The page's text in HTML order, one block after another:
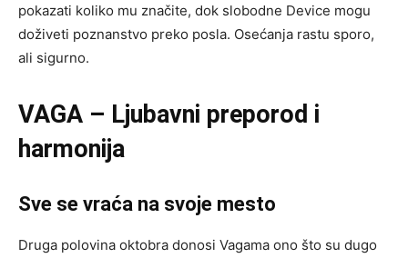
pokazati koliko mu značite, dok slobodne Device mogu
doživeti poznanstvo preko posla. Osećanja rastu sporo,
ali sigurno.
VAGA – Ljubavni preporod i
harmonija
Sve se vraća na svoje mesto
Druga polovina oktobra donosi Vagama ono što su dugo